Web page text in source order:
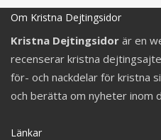
Om Kristna Dejtingsidor
Kristna Dejtingsidor är en
recenserar kristna
för- och nackdelar för kristna
och berätta om nyheter inom
Länkar